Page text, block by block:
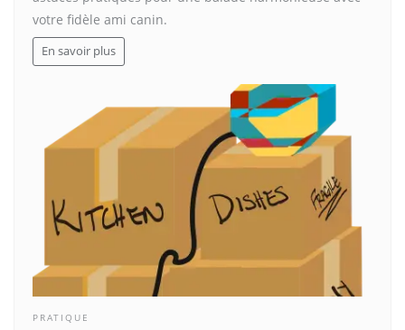
votre fidèle ami canin.
En savoir plus
PRATIQUE